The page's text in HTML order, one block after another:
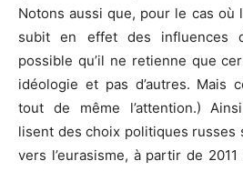
Notons aussi que, pour le cas où
subit en effet des influences
possible qu’il ne retienne que
idéologie et pas d’autres. Mais
tout de même l’attention.)
lisent des choix politiques russes
vers l’eurasisme, à partir de